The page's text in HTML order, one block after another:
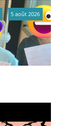
5 août 2026